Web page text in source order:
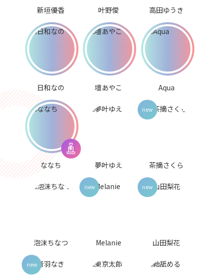
新垣優香 叶野僾 高田ゆうき
日和なの 壇あやこ Aqua
ななち 夢叶ゆえ 茶摘さくら
泡沫ちなつ Melanie 山田梨花